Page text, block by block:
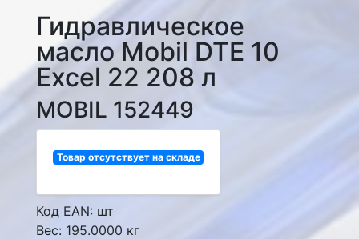
Гидравлическое
масло Mobil DTE 10
Excel 22 208 л
MOBIL 152449
Товар отсутствует на складе
Код EAN: шт
Вес: 195.0000 кг